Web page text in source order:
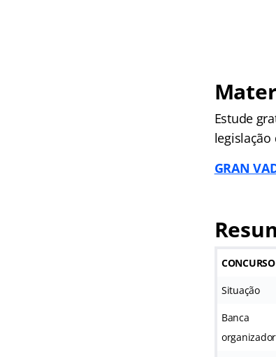
Estude
GRAN
CONCURSO
Situação
Banca